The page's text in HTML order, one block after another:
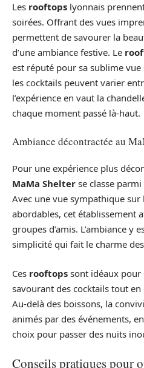
Les rooftops lyonnais
soirées. Offrant des vues
permettent de savourer la
d’une ambiance festive. Le
est réputé pour sa sublime
les cocktails peuvent varier
l’expérience en vaut la
chaque moment passé là-haut.
Ambiance décontractée au
Pour une expérience plus
MaMa Shelter se classe
Avec une vue sympathique
abordables, cet établissement
groupes d’amis. L’ambiance y
simplicité qui fait le charme des
Ces rooftops sont idéaux pour
savourant des cocktails tout en
Au-delà des boissons, la
animés par des événements,
choix pour passer des nuits
Conseils pratiques pour